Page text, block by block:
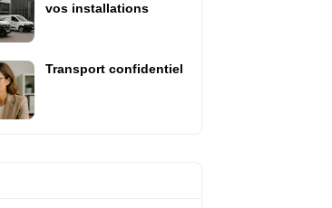
vos installations
Transport confidentiel